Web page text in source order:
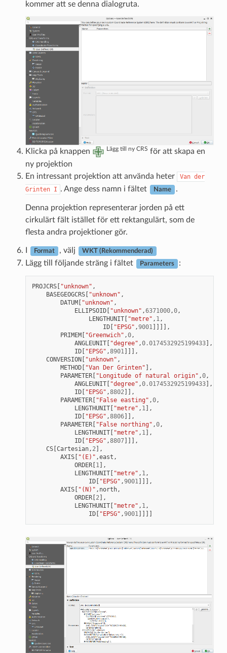
kommer att se denna dialogruta.
Klicka på knappen Lägg till ny CRS för att skapa en
ny projektion
En intressant projektion att använda heter
Van der
Grinten I . Ange dess namn i fältet Name .
Denna projektion representerar jorden på ett
cirkulärt fält istället för ett rektangulärt, som de
flesta andra projektioner gör.
Format , välj WKT (Rekommenderad)
Lägg till följande sträng i fältet Parameters :
PROJCRS[ "unknown" ,
BASEGEOGCRS[ "unknown" ,
DATUM
"unknown" ,
ELLIPSOID[ "unknown" ,6371000,0,
LENGTHUNIT[ "metre" , 1,
ID[ "EPSG" ,9001]]]],
PRIMEM
"Greenwich" ,0,
ANGLEUNIT[ "degree" ,0.0174532925199433],
ID[ "EPSG" ,8901]]],
CONVERSION
"unknown" ,
METHOD[ "Van Der Grinten" ],
PARAMETER[ "Longitude of natural origin" ,0,
ANGLEUNIT[ "degree" ,0.0174532925199433],
ID[ "EPSG" ,8802]],
PARAMETER[ "False easting" ,0,
LENGTHUNIT[ "metre" , 1],
ID[ "EPSG" ,8806]],
PARAMETER[ "False northing" ,0,
LENGTHUNIT[ "metre" , 1],
ID[ "EPSG" ,8807]]],
CS[ Cartesian, 2],
AXIS[ "(E)" ,east ,
ORDER[ 1],
LENGTHUNIT[ "metre" , 1,
ID[ "EPSG" ,9001]]],
AXIS[ "(N)" , north,
ORDER[ 2],
LENGTHUNIT[ "metre" , 1,
ID[ "EPSG" ,9001]]]]